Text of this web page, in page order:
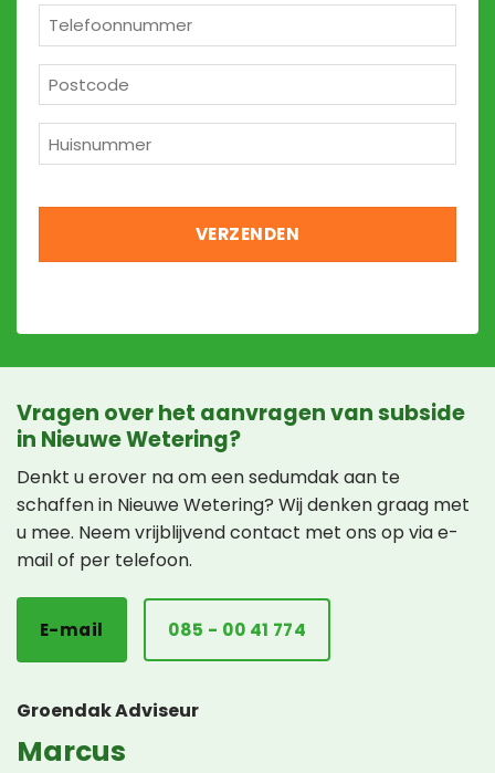
*
*
*
Vragen over het aanvragen van subside
in Nieuwe Wetering?
Denkt u erover na om een sedumdak aan te
schaffen in Nieuwe Wetering? Wij denken graag met
u mee. Neem vrijblijvend contact met ons op via e-
mail of per telefoon.
E-mail 085 - 00 41 774
Groendak Adviseur
Marcus